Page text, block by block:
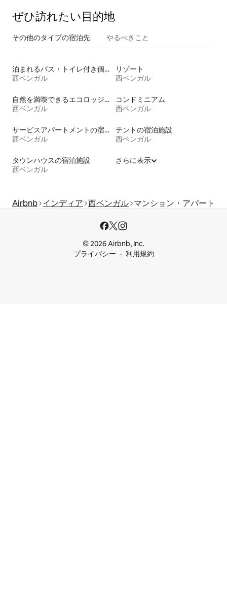
ぜひ訪⁠れ⁠た⁠い目⁠的⁠地
その他のタ⁠イ⁠プ⁠の宿⁠泊⁠先 やるべきこと
泊まれるバス・トイレ付き個室
西ベンガル
リゾート
西ベンガル
自然を満喫できるエコロッジの宿泊施設
西ベンガル
コンドミニアム
西ベンガル
サービスアパートメントの宿泊施設
西ベンガル
テントの宿泊施設
西ベンガル
タウンハウスの宿泊施設
西ベンガル
さらに表示
Airbnb インディア 西ベンガル マンション・アパート
© 2026 Airbnb, Inc.
プライバシー
利用規約